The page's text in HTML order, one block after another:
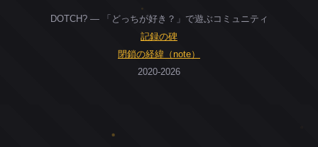
DOTCH? — 「どっちが好き？」で遊ぶコミュニティ
記録の碑
閉鎖の経緯（note）
2020-2026